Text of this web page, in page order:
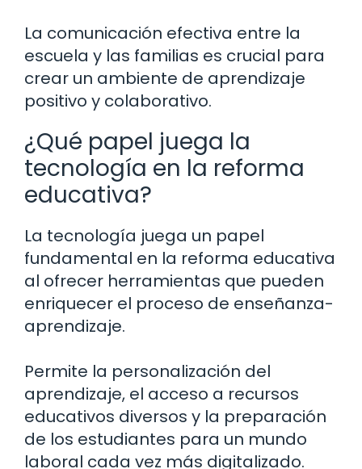
La comunicación efectiva entre la
escuela y las familias es crucial para
crear un ambiente de aprendizaje
positivo y colaborativo.
¿Qué papel juega la
tecnología en la reforma
educativa?
La tecnología juega un papel
fundamental en la reforma educativa
al ofrecer herramientas que pueden
enriquecer el proceso de enseñanza-
aprendizaje.
Permite la personalización del
aprendizaje, el acceso a recursos
educativos diversos y la preparación
de los estudiantes para un mundo
laboral cada vez más digitalizado.